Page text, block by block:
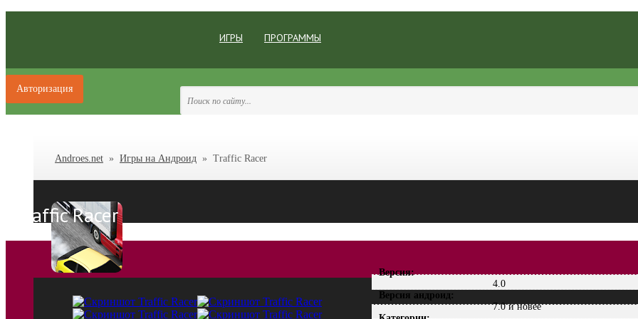
ИГРЫ ПРОГРАММЫ
Авторизация
Androes.net » Игры на Андроид » Traffic Racer
Traffic Racer
Версия:
4.0
Версия андроид:
7.0 и новее